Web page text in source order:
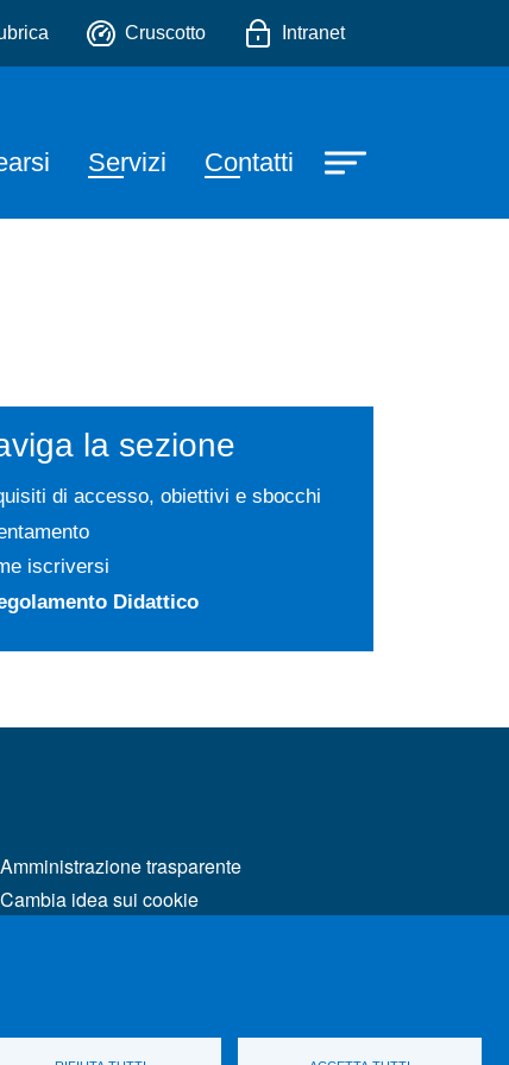
sanitaria di
Cruscotto Intranet
Servizi Contatti
la sezione
di accesso, obiettivi e sbocchi
iscriversi
Didattico
Amministrazione trasparente
Cambia idea sui cookie